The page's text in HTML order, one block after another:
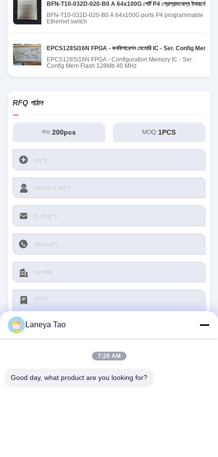
BFN-T10-032D-020-B0 A 64x100G পোর্ট P4 প্রোগ্রামযোগ্য ইথারনেট সুইচ
BFN-T10-032D-020-B0 A 64x100G ports P4 programmable
Ethernet switch
EPCS128SI16N FPGA - কনফিগারেশন মেমোরি IC - Ser. Config Mem
EPCS128SI16N FPGA - Configuration Memory IC - Ser.
Config Mem Flash 128Mb 40 MHz
RFQ পাঠান
স্টক:200pcs MOQ: 1PCS
জমা দিন
Laneya Tao
7:26 AM
Good day, what product are you looking for?